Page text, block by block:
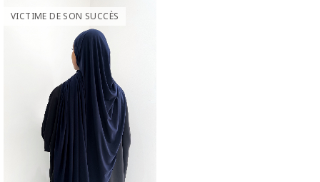
VICTIME DE SON SUCCÈS